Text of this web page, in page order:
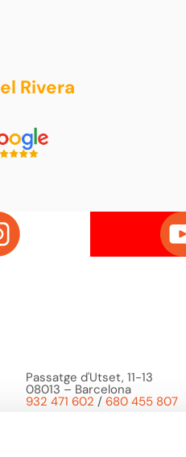
Rivera
Passatge d'Utset, 11-13
08013 – Barcelona
932 471 602 / 680 455 807